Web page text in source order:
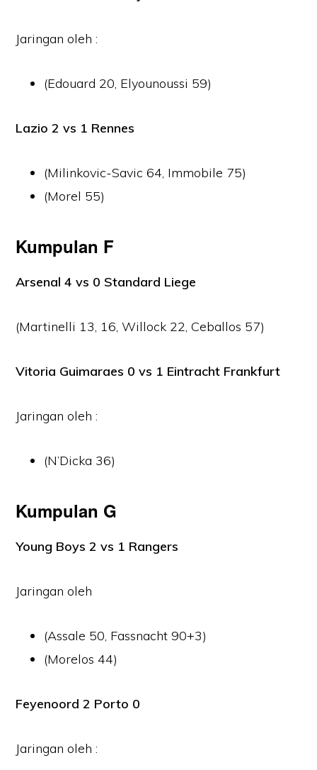
Jaringan oleh :
(Edouard 20, Elyounoussi 59)
Lazio 2 vs 1 Rennes
(Milinkovic-Savic 64, Immobile 75)
(Morel 55)
Kumpulan F
Arsenal 4 vs 0 Standard Liege
(Martinelli 13, 16, Willock 22, Ceballos 57)
Vitoria Guimaraes 0 vs 1 Eintracht Frankfurt
Jaringan oleh :
(N’Dicka 36)
Kumpulan G
Young Boys 2 vs 1 Rangers
Jaringan oleh
(Assale 50, Fassnacht 90+3)
(Morelos 44)
Feyenoord 2 Porto 0
Jaringan oleh :